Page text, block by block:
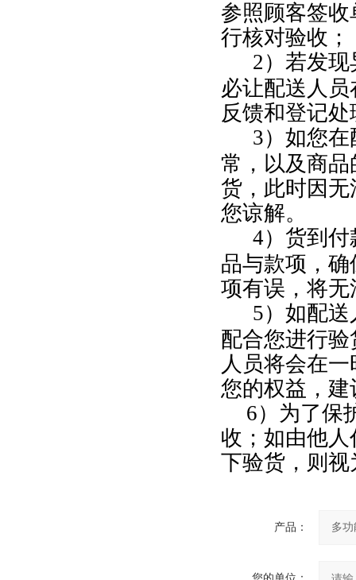
参照顾客签
行核对验收；
2 ）若发
必让配送人
反馈和登记处
3）如您
常，以及商
货，此时因
您谅解。
4）货到
品与款项，
项有误，将
5）如配
配合您进行
人员将会在
您的权益，
6）为了保
收；如由他
下验货，则
产品：